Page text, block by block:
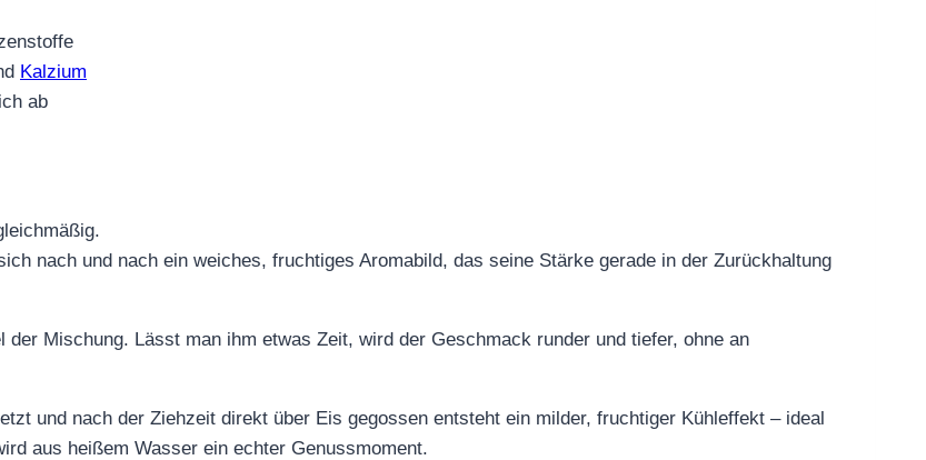
Kalzium
ab
nach und nach ein weiches, fruchtiges Aromabild, das seine Stärke gerade in der Zurückhaltung
der Mischung. Lässt man ihm etwas Zeit, wird der Geschmack runder und tiefer, ohne an
und nach der Ziehzeit direkt über Eis gegossen entsteht ein milder, fruchtiger Kühleffekt – ideal
aus heißem Wasser ein echter Genussmoment.